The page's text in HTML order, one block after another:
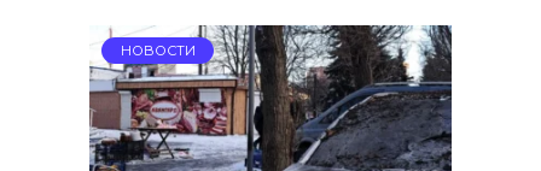
НОВОСТИ